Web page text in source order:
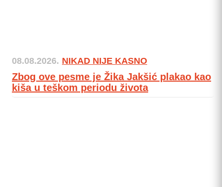
08.08.2026. NIKAD NIJE KASNO
Zbog ove pesme je Žika Jakšić plakao kao
kiša u teškom periodu života